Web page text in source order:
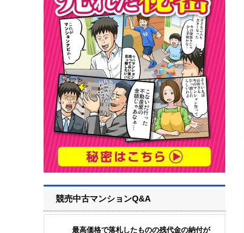
競売中古マンションQ&A
最高価格で落札したものの残代金の納付が